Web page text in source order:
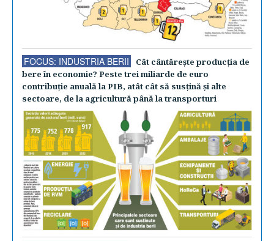
FOCUS: INDUSTRIA BERII
Cât cântăreşte producţia de
bere în economie? Peste trei miliarde de euro
contribuţie anuală la PIB, atât cât să susţină şi alte
sectoare, de la agricultură până la transporturi